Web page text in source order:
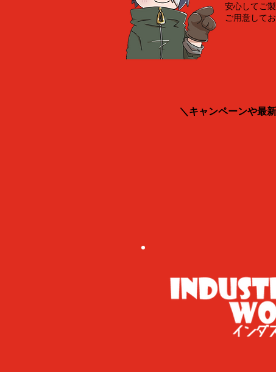
安心してご
ご用意して
＼キャンペーンや最